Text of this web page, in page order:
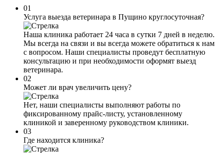
01
Услуга выезда ветеринара в Пущино круглосуточная?
Наша клиника работает 24 часа в сутки 7 дней в неделю.
Мы всегда на связи и вы всегда можете обратиться к нам
с вопросом. Наши специалисты проведут бесплатную
консультацию и при необходимости оформят выезд
ветеринара.
02
Может ли врач увеличить цену?
Нет, наши специалисты выполняют работы по
фиксированному прайс-листу, установленному
клиникой и заверенному руководством клиники.
03
Где находится клиника?